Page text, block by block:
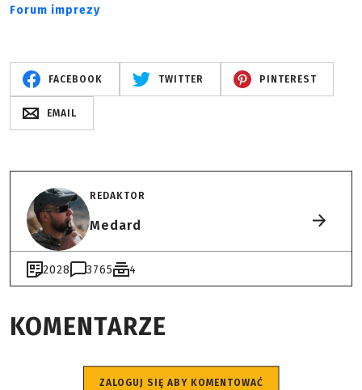
Forum imprezy
FACEBOOK TWITTER PINTEREST
EMAIL
REDAKTOR
Medard
2028 3765 4
KOMENTARZE
ZALOGUJ SIĘ ABY KOMENTOWAĆ